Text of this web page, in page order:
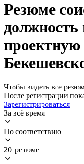
Резюме
должность
проектную
Чтобы видеть все
После регистрации
Зарегистрироваться
За всё время
По соответствию
20 резюме